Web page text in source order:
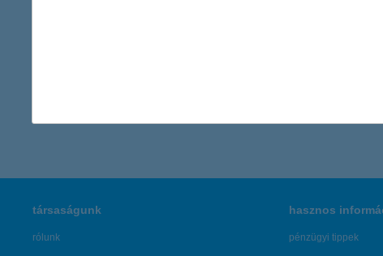
társaságunk
rólunk
hasznos
pénzügyi tippek